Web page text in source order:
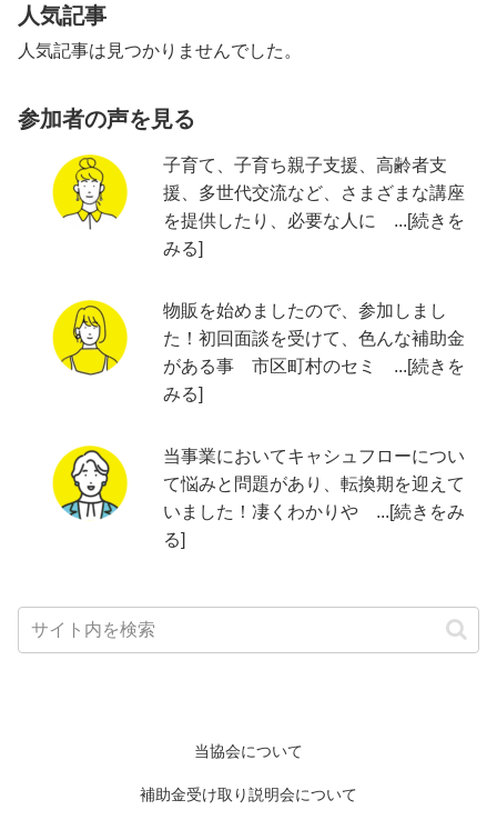
人気記事
人気記事は見つかりませんでした。
参加者の声を見る
子育て、子育ち親子支援、高齢者支
援、多世代交流など、さまざまな講座
を提供したり、必要な人に ...[続きを
みる]
物販を始めましたので、参加しまし
た！初回面談を受けて、色んな補助金
がある事 市区町村のセミ ...[続きを
みる]
当事業においてキャシュフローについ
て悩みと問題があり、転換期を迎えて
いました！凄くわかりや ...[続きをみ
る]
当協会について
補助金受け取り説明会について